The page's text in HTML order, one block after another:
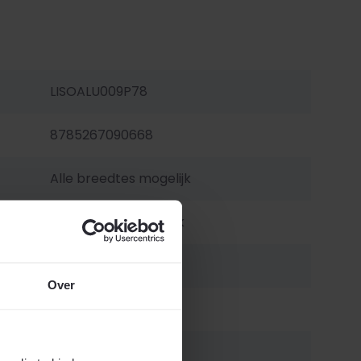
Over
LISOALU009P78
8785267090668
Alle breedtes mogelijk
Alle hoogtes mogelijk